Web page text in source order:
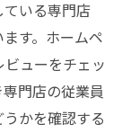
いる専門店
す。ホームペ
ューをチェッ
門店の従業員
かを確認する